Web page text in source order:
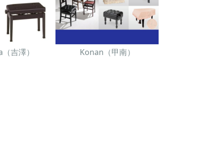
吉澤） Konan（甲南）